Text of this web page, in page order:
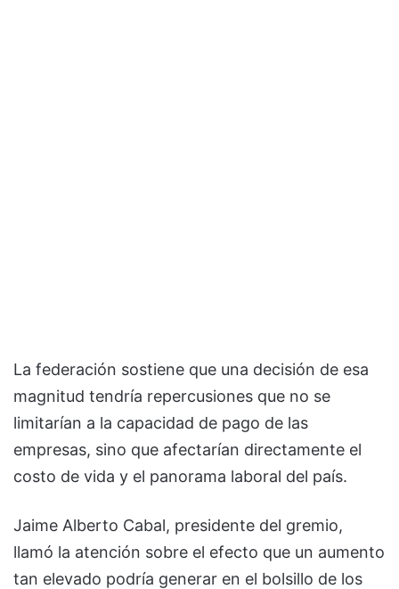
La federación sostiene que una decisión de esa
magnitud tendría repercusiones que no se
limitarían a la capacidad de pago de las
empresas, sino que afectarían directamente el
costo de vida y el panorama laboral del país.
Jaime Alberto Cabal, presidente del gremio,
llamó la atención sobre el efecto que un aumento
tan elevado podría generar en el bolsillo de los